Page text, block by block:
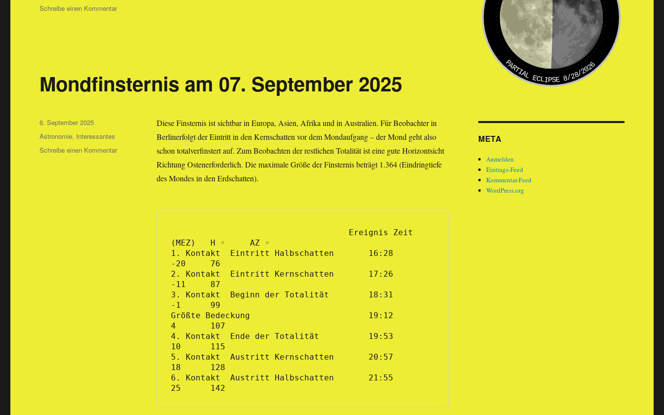
Schreibe einen Kommentarzu
Mondfinsternis am 07. September 2025
Diese Finsternis ist sichtbar in Europa, Asien, Afrika und in Australien. Für Beobachter in
Berlinerfolgt der Eintritt in den Kernschatten vor dem Mondaufgang – der Mond geht also
schon totalverfinstert auf. Zum Beobachten der restlichen Totalität ist eine gute Horizontsicht
Richtung Ostenerforderlich. Die maximale Größe der Finsternis beträgt 1.364 (Eindringtiefe
des Mondes in den Erdschatten).
(MEZ)   H ◦ 	AZ ◦
1. Kontakt  Eintritt Halbschatten 	16:28
-20 	76
2. Kontakt  Eintritt Kernschatten 	17:26
-11	87
3. Kontakt  Beginn der Totalität 	18:31
-1 	99
Größte Bedeckung 		        19:12
4 	107
4. Kontakt  Ende der Totalität 		19:53
10 	115
5. Kontakt  Austritt Kernschatten 	20:57
18 	128
6. Kontakt  Austritt Halbschatten 	21:55
25 	142
Veröffentlicht
am
6. September 2025
Kategorien
Astronomie, Interessantes
Schreibe einen Kommentarzu
Mondfinsternis
PARTIAL ECLIPSE 8/28/2026
META
Anmelden
Eintrags-Feed
Kommentar-Feed
WordPress.org